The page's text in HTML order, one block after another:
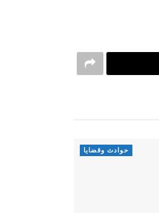
حوادث وقضايا